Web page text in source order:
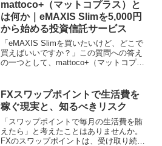
現実・レバレッジが...
mattoco+（マットコプラス）と
は何か｜eMAXIS Slimを5,000円
から始める投資信託サービス
「eMAXIS Slimを買いたいけど、どこで
買えばいいですか？」この質問への答え
の一つとして、mattoco+（マットコプラ
コストのインデックスファンドの代...
FXスワップポイントで生活費を
稼ぐ現実と、知るべきリスク
「スワップポイントで毎月の生活費を賄
えたら」と考えたことはありませんか。
FXのスワップポイントは、受け取り続け